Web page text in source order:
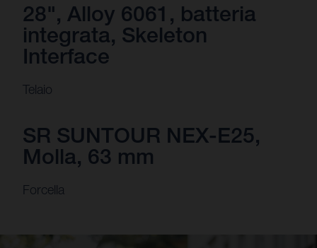
28", Alloy 6061, batteria
integrata, Skeleton
Interface
Telaio
SR SUNTOUR NEX-E25,
Molla, 63 mm
Forcella